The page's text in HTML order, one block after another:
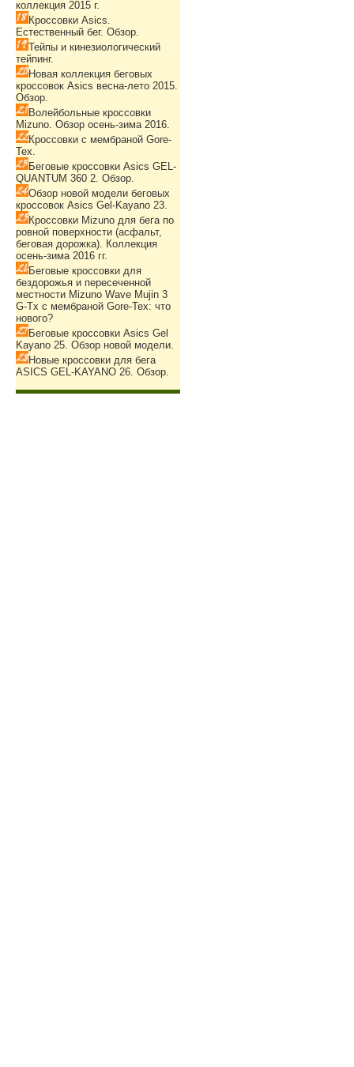
коллекция 2015 г.
Кроссовки Asics.
Естественный бег. Обзор.
Тейпы и кинезиологический
тейпинг.
Новая коллекция беговых
кроссовок Asics весна-лето 2015.
Обзор.
Волейбольные кроссовки
Mizuno. Обзор осень-зима 2016.
Кроссовки с мембраной Gore-
Tex.
Беговые кроссовки Asics GEL-
QUANTUM 360 2. Обзор.
Обзор новой модели беговых
кроссовок Asics Gel-Kayano 23.
Кроссовки Mizuno для бега по
ровной поверхности (асфальт,
беговая дорожка). Коллекция
осень-зима 2016 гг.
Беговые кроссовки для
бездорожья и пересеченной
местности Mizuno Wave Mujin 3
G-Tx с мембраной Gore-Tex: что
нового?
Беговые кроссовки Asics Gel
Kayano 25. Обзор новой модели.
Новые кроссовки для бега
ASICS GEL-KAYANO 26. Обзор.